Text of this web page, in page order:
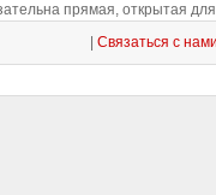
прямая, открытая
Связаться с